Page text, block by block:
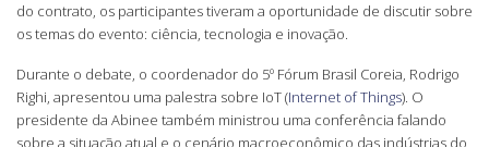
do contrato, os participantes tiveram a oportunidade de discutir sobre
os temas do evento: ciência, tecnologia e inovação.
Durante o debate, o coordenador do 5º Fórum Brasil Coreia, Rodrigo
Righi, apresentou uma palestra sobre IoT (Internet of Things). O
presidente da Abinee também ministrou uma conferência falando
sobre a situação atual e o cenário macroeconômico das indústrias do